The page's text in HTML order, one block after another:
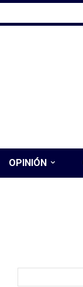
OPINIÓN